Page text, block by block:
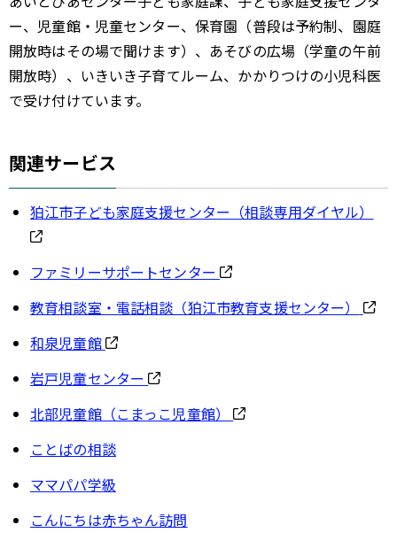
ー、児童館・児童センター、保育園（普段は予約制、園庭
開放時はその場で聞けます）、あそびの広場（学童の午前
開放時）、いきいき子育てルーム、かかりつけの小児科医
で受け付けています。
関連サービス
狛江市子ども家庭支援センター（相談専用ダイヤル）
ファミリーサポートセンター
教育相談室・電話相談（狛江市教育支援センター）
和泉児童館
岩戸児童センター
北部児童館（こまっこ児童館）
ことばの相談
ママパパ学級
こんにちは赤ちゃん訪問